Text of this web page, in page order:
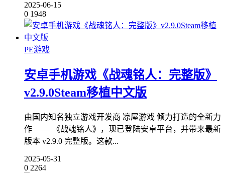
2025-06-15
0 1948
PE游戏
安卓手机游戏《战魂铭人：完整版》
v2.9.0Steam移植中文版
由国内知名独立游戏开发商 凉屋游戏 倾力打造的全新力
作 —— 《战魂铭人》，现已登陆安卓平台，并带来最新
版本 v2.9.0 完整版。这款...
2025-05-31
0 2264